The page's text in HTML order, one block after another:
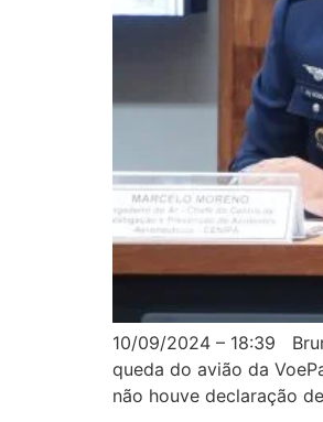
10/09/2024 – 18:39
queda do avião da
não houve declaração